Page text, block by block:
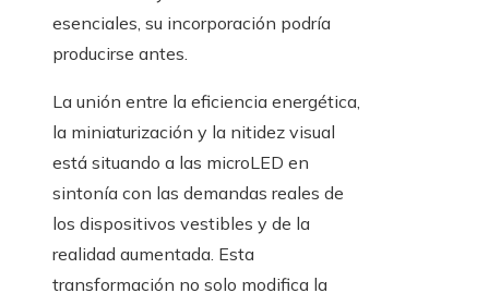
esenciales, su incorporación podría
producirse antes.
La unión entre la eficiencia energética,
la miniaturización y la nitidez visual
está situando a las microLED en
sintonía con las demandas reales de
los dispositivos vestibles y de la
realidad aumentada. Esta
transformación no solo modifica la